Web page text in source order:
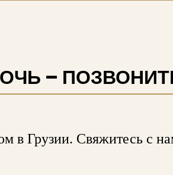
–
в Грузии. Свяжитесь с